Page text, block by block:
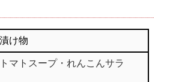
け物
マトスープ・れんこんサラ